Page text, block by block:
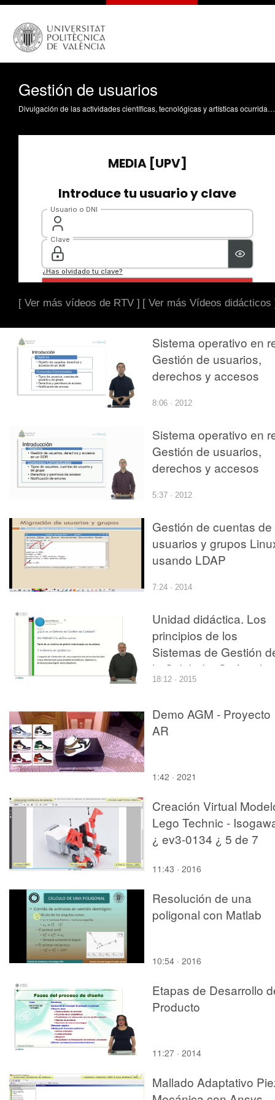
Gestión de usuarios
Divulgación de las actividades científicas, tecnológicas y artísticas ocurridas en los tres campus de la UPV
[ Ver más vídeos de RTV ] [ Ver más Vídeos didácticos
Sistema operativo en
Gestión de usuarios,
derechos y accesos
8:06 · 2012
Sistema operativo en
Gestión de usuarios,
derechos y accesos
5:37 · 2012
Gestión de cuentas de
usuarios y grupos
usando LDAP
7:24 · 2014
Unidad didáctica. Los
principios de los
Sistemas de Gestión
la Calidad. ¿Qué es la
gestión de la calidad?
18:12 · 2015
Demo AGM - Proyecto
AR
1:42 · 2021
Creación Virtual
Lego Technic -
¿ ev3-0134 ¿ 5 de 7
11:43 · 2016
Resolución de una
poligonal con Matlab
10:54 · 2016
Etapas de Desarrollo
Producto
11:27 · 2014
Mallado Adaptativo